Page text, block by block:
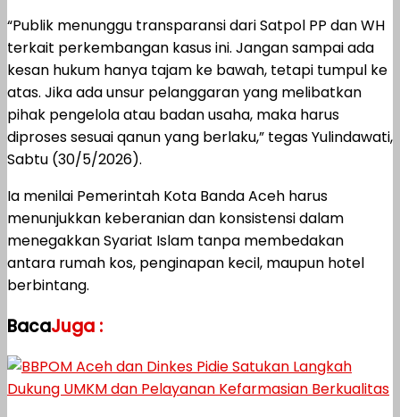
“Publik menunggu transparansi dari Satpol PP dan WH
terkait perkembangan kasus ini. Jangan sampai ada
kesan hukum hanya tajam ke bawah, tetapi tumpul ke
atas. Jika ada unsur pelanggaran yang melibatkan
pihak pengelola atau badan usaha, maka harus
diproses sesuai qanun yang berlaku,” tegas Yulindawati,
Sabtu (30/5/2026).
Ia menilai Pemerintah Kota Banda Aceh harus
menunjukkan keberanian dan konsistensi dalam
menegakkan Syariat Islam tanpa membedakan
antara rumah kos, penginapan kecil, maupun hotel
berbintang.
BacaJuga :